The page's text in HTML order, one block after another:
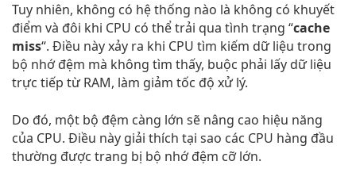
Tuy nhiên, không có hệ thống nào là không có khuyết
điểm và đôi khi CPU có thể trải qua tình trạng “cache
miss“. Điều này xảy ra khi CPU tìm kiếm dữ liệu trong
bộ nhớ đệm mà không tìm thấy, buộc phải lấy dữ liệu
trực tiếp từ RAM, làm giảm tốc độ xử lý.
Do đó, một bộ đệm càng lớn sẽ nâng cao hiệu năng
của CPU. Điều này giải thích tại sao các CPU hàng đầu
thường được trang bị bộ nhớ đệm cỡ lớn.